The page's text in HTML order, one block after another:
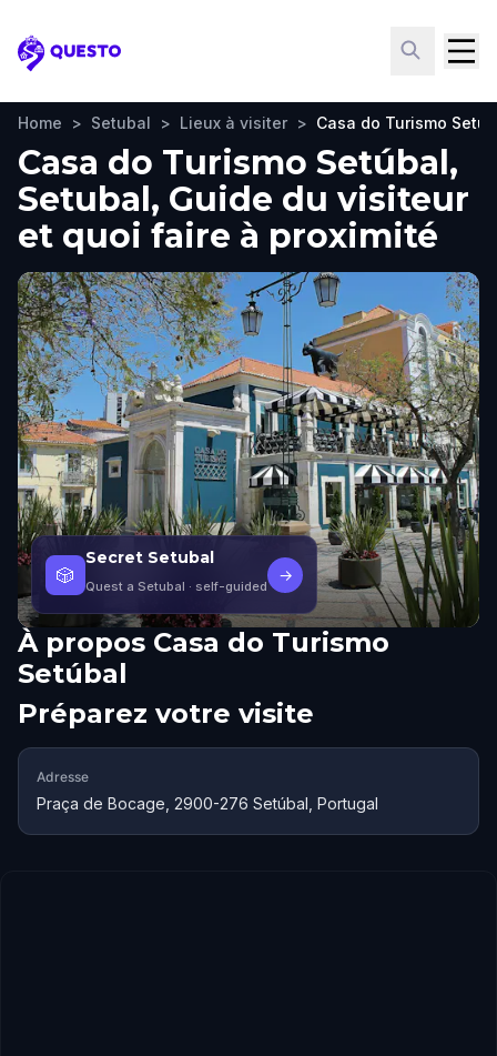
Questo
Home > Setubal > Lieux à visiter > Casa do Turismo
Casa do Turismo Setúbal,
Setubal, Guide du visiteur
et quoi faire à proximité
🎲
Secret Setubal
Quest a Setubal · self-guided
→
À propos Casa do Turismo
Setúbal
Préparez votre visite
Adresse
Praça de Bocage, 2900-276 Setúbal, Portugal